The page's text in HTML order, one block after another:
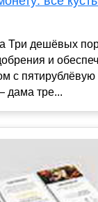
Три дешёвых
и
с пятирублёвую
дама тре...